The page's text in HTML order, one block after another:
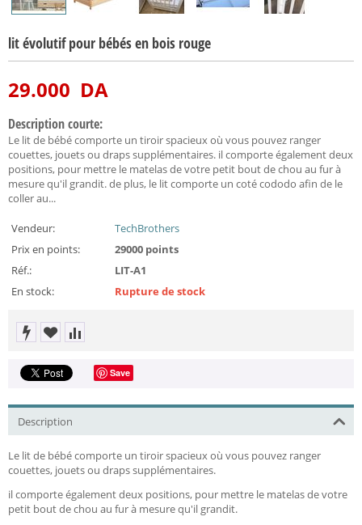
lit évolutif pour bébés en bois rouge
29.000 DA
Description courte:
Le lit de bébé comporte un tiroir spacieux où vous pouvez ranger
couettes, jouets ou draps supplémentaires. il comporte également deux
positions, pour mettre le matelas de votre petit bout de chou au fur à
mesure qu'il grandit. de plus, le lit comporte un coté cododo afin de le
coller au...
Vendeur:
TechBrothers
Prix en points:
29000 points
Réf.:
LIT-A1
En stock:
Rupture de stock
Save
Description
Le lit de bébé comporte un tiroir spacieux où vous pouvez ranger
couettes, jouets ou draps supplémentaires.
il comporte également deux positions, pour mettre le matelas de votre
petit bout de chou au fur à mesure qu'il grandit.